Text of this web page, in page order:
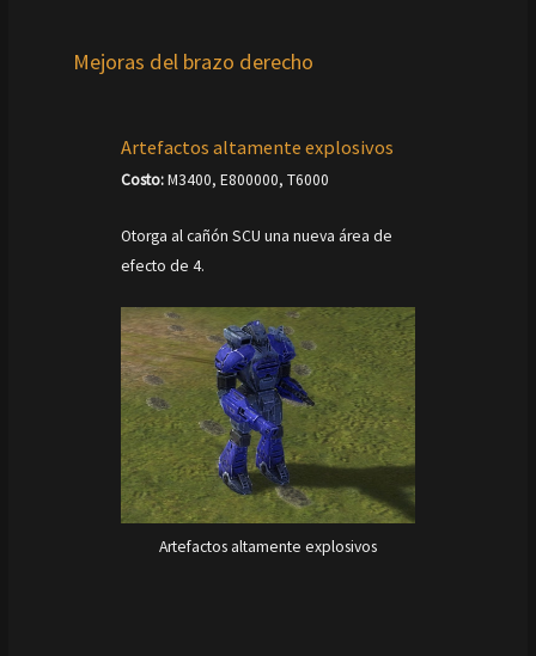
Mejoras del brazo derecho
Artefactos altamente explosivos
Costo:M3400, E800000, T6000
Otorga al cañón SCU una nueva área de
efecto de 4.
Artefactos altamente explosivos